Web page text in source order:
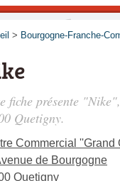
> Bourgogne-Franche-
fiche présente
Quetigny.
Commercial ''Grand
de Bourgogne
Quetigny